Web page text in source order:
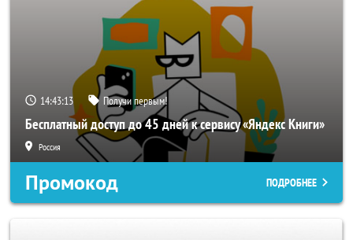
14:43:10 Получи первым!
Бесплатный доступ до 45 дней к сервису «Яндекс Книги»
Россия
Промокод ПОДРОБНЕЕ